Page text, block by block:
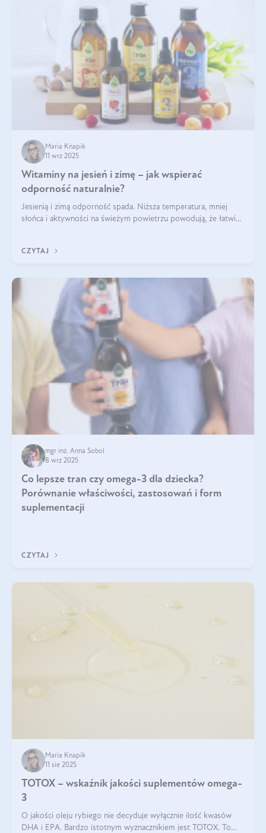
Maria Knapik
11 wrz 2025
Witaminy na jesień i zimę – jak wspierać
odporność naturalnie?
Jesienią i zimą odporność spada. Niższa temperatura, mniej
słońca i aktywności na świeżym powietrzu powodują, że łatwiej
suplementować jesienią i zimą?
CZYTAJ
mgr inż. Anna Sobol
8 wrz 2025
Co lepsze tran czy omega-3 dla dziecka?
Porównanie właściwości, zastosowań i form
suplementacji
CZYTAJ
Maria Knapik
11 sie 2025
TOTOX – wskaźnik jakości suplementów omega-
3
O jakości oleju rybiego nie decyduje wyłącznie ilość kwasów
DHA i EPA. Bardzo istotnym wyznacznikiem jest TOTOX. To